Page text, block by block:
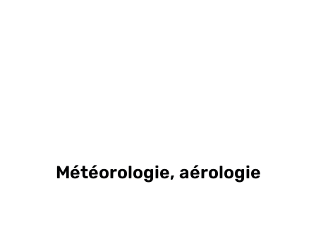
Météorologie, aérologie